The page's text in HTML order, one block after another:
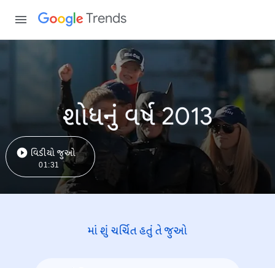
Trends
શોધનું વર્ષ 2013
વિડીયો જુઓ
01:31
માં શું ચર્ચિત હતું તે જુઓ